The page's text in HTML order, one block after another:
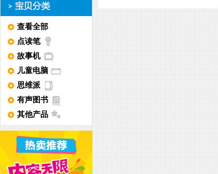
查看全部
点读笔
故事机
儿童电脑
思维派
有声图书
其他产品